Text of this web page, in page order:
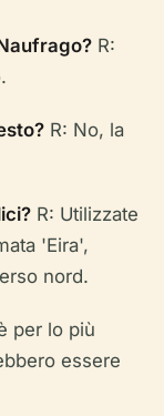
R:
R: No, la
R: Utilizzate
'Eira',
nord.
per lo più
essere